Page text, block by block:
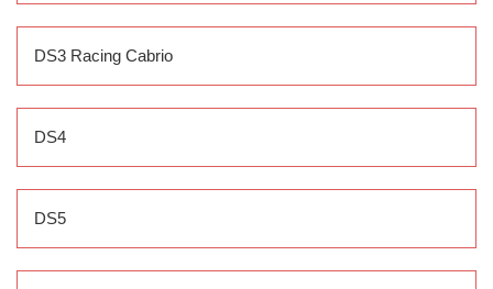
DS3 Racing Cabrio
DS4
DS5